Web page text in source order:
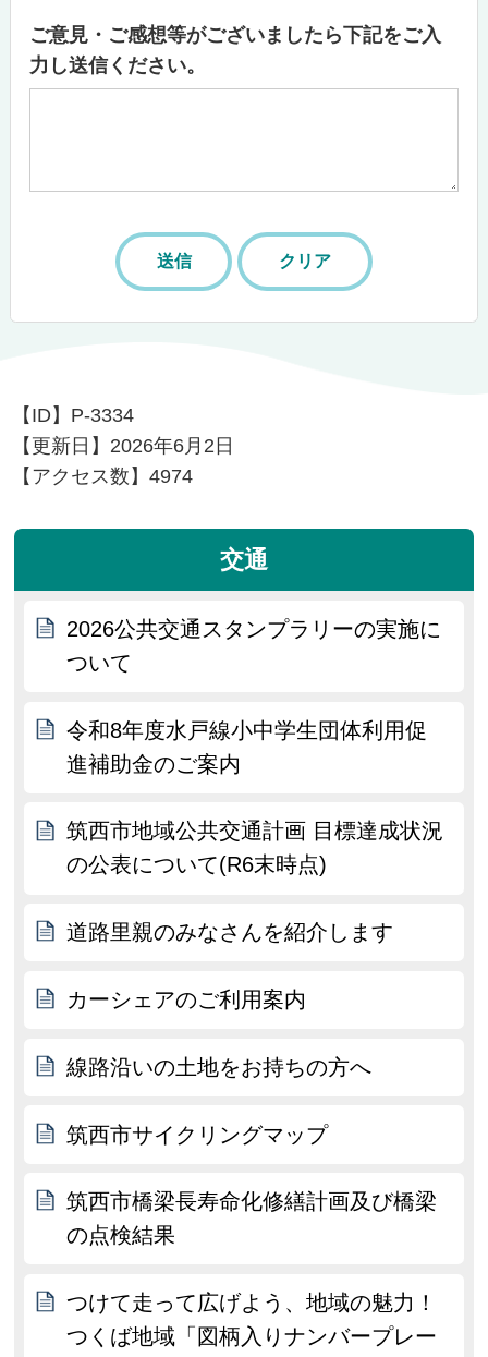
ご意見・ご感想等がございましたら下記をご入
力し送信ください。
【ID】 P-3334
【更新日】 2026年6月2日
【アクセス数】4974
交通
2026公共交通スタンプラリーの実施に
ついて
令和8年度水戸線小中学生団体利用促
進補助金のご案内
筑西市地域公共交通計画 目標達成状況
の公表について(R6末時点)
道路里親のみなさんを紹介します
カーシェアのご利用案内
線路沿いの土地をお持ちの方へ
筑西市サイクリングマップ
筑西市橋梁長寿命化修繕計画及び橋梁
の点検結果
つけて走って広げよう、地域の魅力！
つくば地域「図柄入りナンバープレー